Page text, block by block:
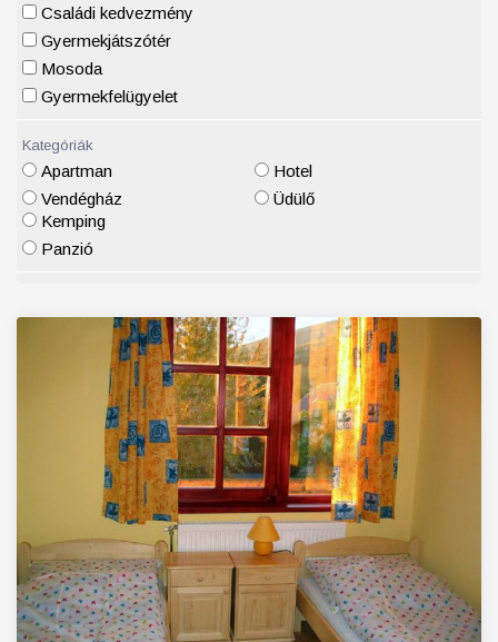
Családi kedvezmény
Gyermekjátszótér
Mosoda
Gyermekfelügyelet
Kategóriák
Apartman
Vendégház
Hotel
Üdülő
Kemping
Panzió